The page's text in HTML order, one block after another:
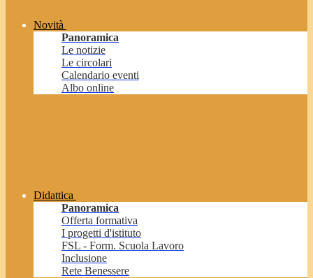
Novità
Panoramica
Le notizie
Le circolari
Calendario eventi
Albo online
Didattica
Panoramica
Offerta formativa
I progetti d'istituto
FSL - Form. Scuola Lavoro
Inclusione
Rete Benessere